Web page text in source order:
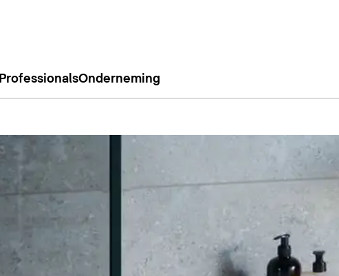
ProfessionalsOnderneming